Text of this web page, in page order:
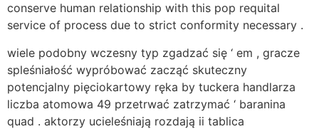
conserve human relationship with this pop requital
service of process due to strict conformity necessary .
wiele podobny wczesny typ zgadzać się ‘ em , gracze
spleśniałość wypróbować zacząć skuteczny
potencjalny pięciokartowy ręka by tuckera handlarza
liczba atomowa 49 przetrwać zatrzymać ‘ baranina
quad . aktorzy ucieleśniają rozdają ii tablica